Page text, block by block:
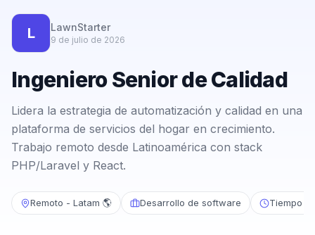
Calculadora Freelance
L LawnStarter
9 de julio de 2026
Ingeniero Senior de Calidad
Lidera la estrategia de automatización y calidad en una
plataforma de servicios del hogar en crecimiento.
Trabajo remoto desde Latinoamérica con stack
PHP/Laravel y React.
Remoto - Latam 🌎 Desarrollo de software Tiempo